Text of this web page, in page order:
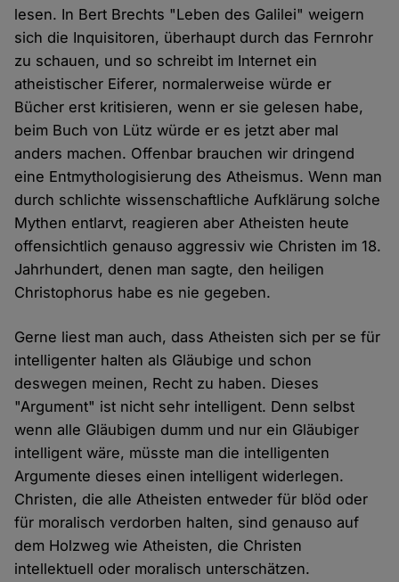
lesen. In Bert Brechts "Leben des Galilei" weigern
sich die Inquisitoren, überhaupt durch das Fernrohr
zu schauen, und so schreibt im Internet ein
atheistischer Eiferer, normalerweise würde er
Bücher erst kritisieren, wenn er sie gelesen habe,
beim Buch von Lütz würde er es jetzt aber mal
anders machen. Offenbar brauchen wir dringend
eine Entmythologisierung des Atheismus. Wenn man
durch schlichte wissenschaftliche Aufklärung solche
Mythen entlarvt, reagieren aber Atheisten heute
offensichtlich genauso aggressiv wie Christen im 18.
Jahrhundert, denen man sagte, den heiligen
Christophorus habe es nie gegeben.
Gerne liest man auch, dass Atheisten sich per se für
intelligenter halten als Gläubige und schon
deswegen meinen, Recht zu haben. Dieses
"Argument" ist nicht sehr intelligent. Denn selbst
wenn alle Gläubigen dumm und nur ein Gläubiger
intelligent wäre, müsste man die intelligenten
Argumente dieses einen intelligent widerlegen.
Christen, die alle Atheisten entweder für blöd oder
für moralisch verdorben halten, sind genauso auf
dem Holzweg wie Atheisten, die Christen
intellektuell oder moralisch unterschätzen.